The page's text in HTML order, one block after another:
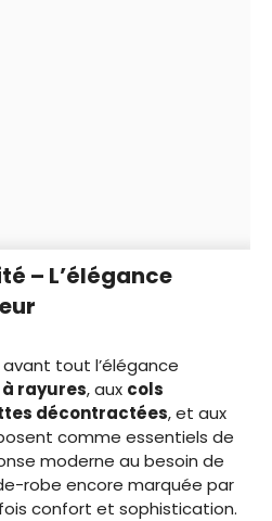
– L’élégance
tout l’élégance
rayures, aux cols
décontractées, et aux
comme essentiels de
moderne au besoin de
robe encore marquée par
confort et sophistication.